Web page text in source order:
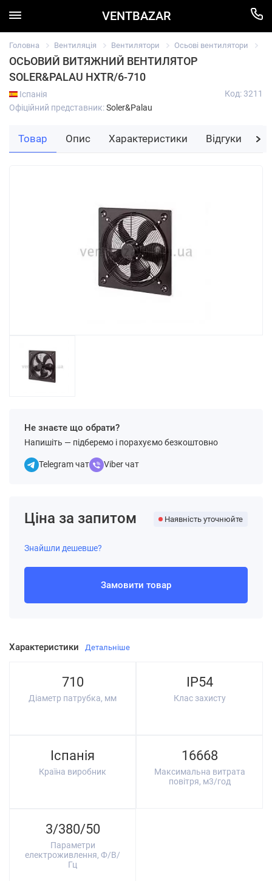
VENTBAZAR
Головна Вентиляція Вентилятори Осьові вентилятори
ОСЬОВИЙ ВИТЯЖНИЙ ВЕНТИЛЯТОР
SOLER&PALAU HXTR/6-710
Іспанія
Офіційний представник:Soler&Palau
Код: 3211
Не знаєте що обрати?
Напишіть — підберемо і порахуємо безкоштовно
Telegram чат Viber чат
Характеристики Детальніше
710
Діаметр патрубка, мм
IP54
Клас захисту
Іспанія
Країна виробник
16668
Максимальна витрата
повітря, м3/год
3/380/50
Параметри
електроживлення, Ф/В/
Гц
Ціна за запитом Наявність уточнюйте
Знайшли дешевше?
Замовити товар
Товар Опис Характеристики Відгуки